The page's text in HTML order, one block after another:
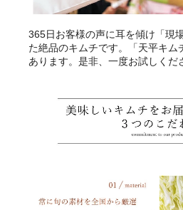
365日お客様の声に耳を傾け「現
た絶品のキムチです。「天平キム
あります。是非、一度お試しくだ